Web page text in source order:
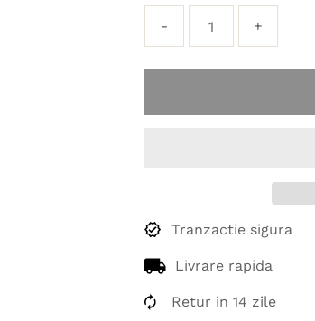
- +
Tranzactie sigura
Livrare rapida
Retur in 14 zile